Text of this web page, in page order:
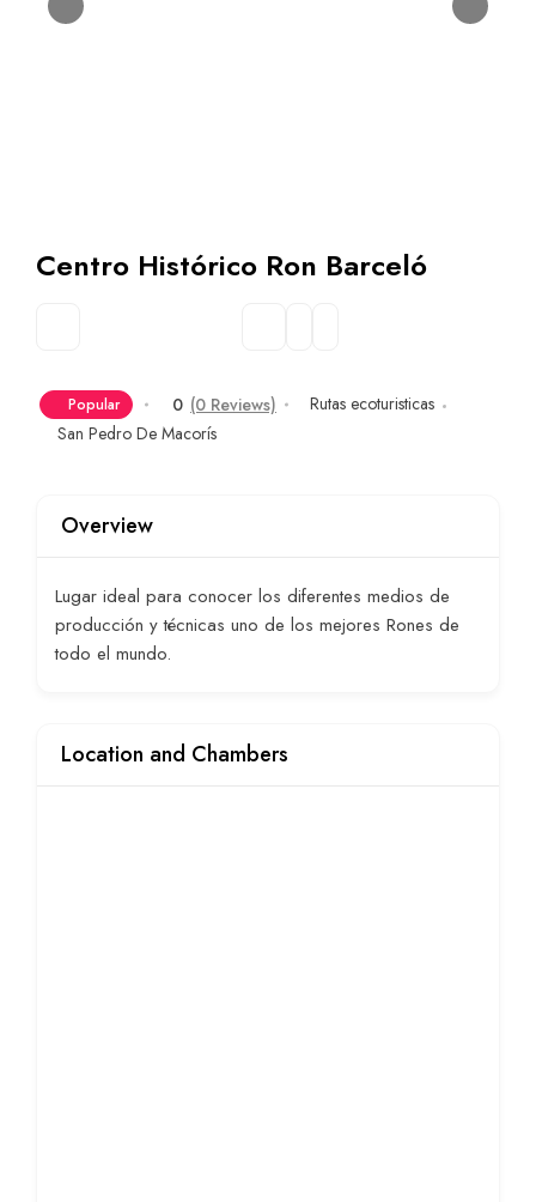
Centro Histórico Ron Barceló
Popular 0 (0 Reviews)
Rutas ecoturisticas
San Pedro De Macorís
Overview
Lugar ideal para conocer los diferentes medios de
producción y técnicas uno de los mejores Rones de
todo el mundo.
Location and Chambers